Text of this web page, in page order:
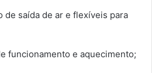
de saída de ar e flexíveis para
funcionamento e aquecimento;